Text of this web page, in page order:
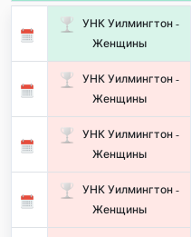
УНК Уилмингтон -
Женщины
УНК Уилмингтон -
Женщины
УНК Уилмингтон -
Женщины
УНК Уилмингтон -
Женщины